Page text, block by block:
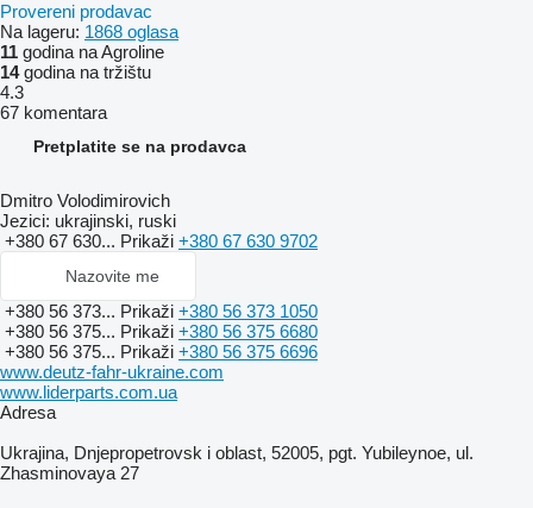
Provereni prodavac
Na lageru: 1868 oglasa
11 godina na Agroline
14godina na tržištu
4.3
67 komentara
Pretplatite se na prodavca
Dmitro Volodimirovich
Jezici: ukrajinski, ruski
+380 67 630... Prikaži +380 67 630 9702
Nazovite me
+380 56 373... Prikaži +380 56 373 1050
+380 56 375... Prikaži +380 56 375 6680
+380 56 375... Prikaži +380 56 375 6696
www.deutz-fahr-ukraine.com
www.liderparts.com.ua
Adresa
Ukrajina, Dnjepropetrovsk i oblast, 52005, pgt. Yubileynoe, ul.
Zhasminovaya 27